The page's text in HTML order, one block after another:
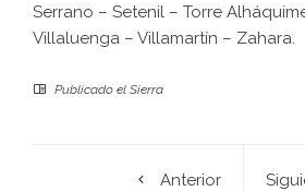
Serrano – Setenil – Torre
Villaluenga – Villamartín – Zahara.
Publicado el Sierra
Anterior